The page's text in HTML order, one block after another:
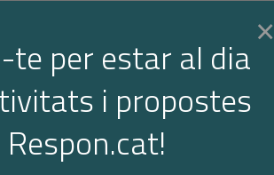
×
te per estar al dia
i propostes
Respon.cat!